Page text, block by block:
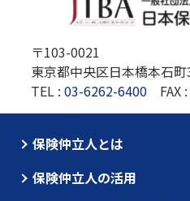
〒103-0021
東京都中央区日本橋本石
TEL : 03-6262-6400 FAX
保険仲立人とは
保険仲立人の活用